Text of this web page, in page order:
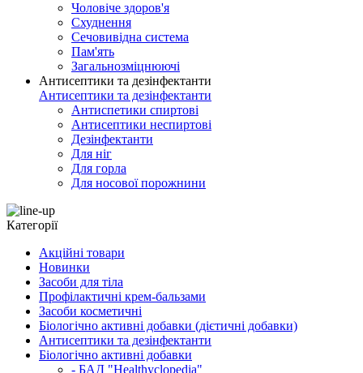
Чоловіче здоров'я
Схуднення
Сечовивідна система
Пам'ять
Загальнозміцнюючі
Антисептики та дезінфектанти
Антисептики та дезінфектанти
Антиспетики спиртові
Антисептики неспиртові
Дезінфектанти
Для ніг
Для горла
Для носової порожнини
Категорії
Акційні товари
Новинки
Засоби для тіла
Профілактичні крем-бальзами
Засоби косметичні
Біологічно активні добавки (дієтичні добавки)
Антисептики та дезінфектанти
Біологічно активні добавки
- БАД "Healthyclopedia"